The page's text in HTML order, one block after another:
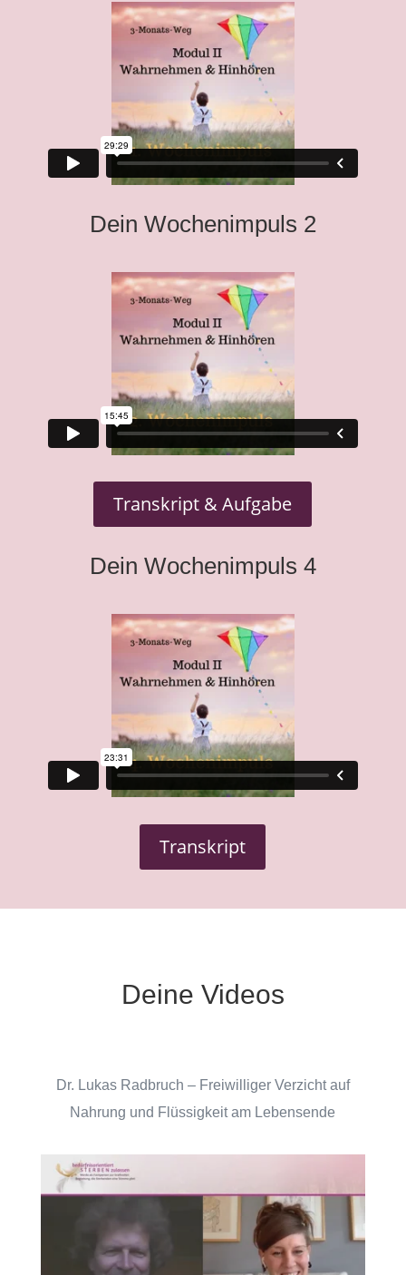
Dein Wochenimpuls 2
Transkript & Aufgabe
Dein Wochenimpuls 4
Transkript
Deine Videos
Dr. Lukas Radbruch – Freiwilliger Verzicht auf
Nahrung und Flüssigkeit am Lebensende